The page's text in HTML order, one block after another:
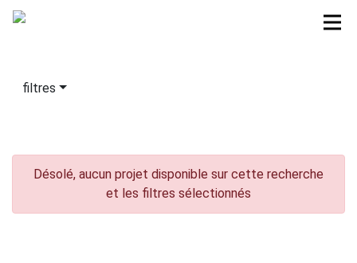
filtres
Désolé, aucun projet disponible sur cette recherche
et les filtres sélectionnés